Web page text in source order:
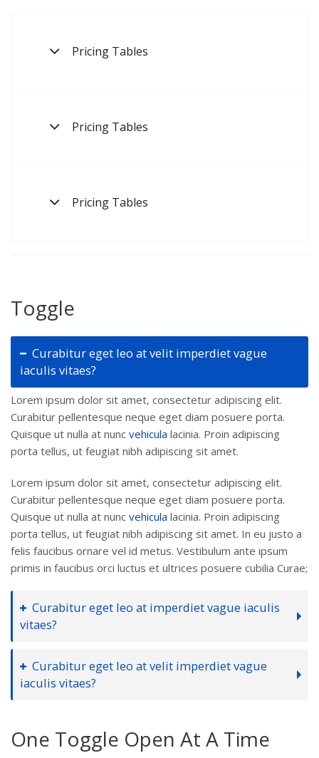
Pricing Tables
Pricing Tables
Pricing Tables
Toggle
Curabitur eget leo at velit imperdiet vague
iaculis vitaes?
Lorem ipsum dolor sit amet, consectetur adipiscing elit.
Curabitur pellentesque neque eget diam posuere porta.
Quisque ut nulla at nunc vehicula lacinia. Proin adipiscing
porta tellus, ut feugiat nibh adipiscing sit amet.
Lorem ipsum dolor sit amet, consectetur adipiscing elit.
Curabitur pellentesque neque eget diam posuere porta.
Quisque ut nulla at nunc vehicula lacinia. Proin adipiscing
porta tellus, ut feugiat nibh adipiscing sit amet. In eu justo a
felis faucibus ornare vel id metus. Vestibulum ante ipsum
primis in faucibus orci luctus et ultrices posuere cubilia Curae;
Curabitur eget leo at imperdiet vague iaculis
vitaes?
Curabitur eget leo at velit imperdiet vague
iaculis vitaes?
One Toggle Open At A Time